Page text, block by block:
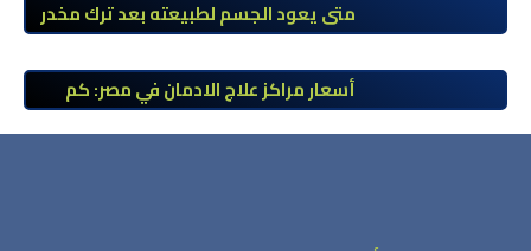
طبي
متى يعود الجسم لطبيعته بعد ترك مخدر
أسعار مراكز علاج الادمان في مصر: كم